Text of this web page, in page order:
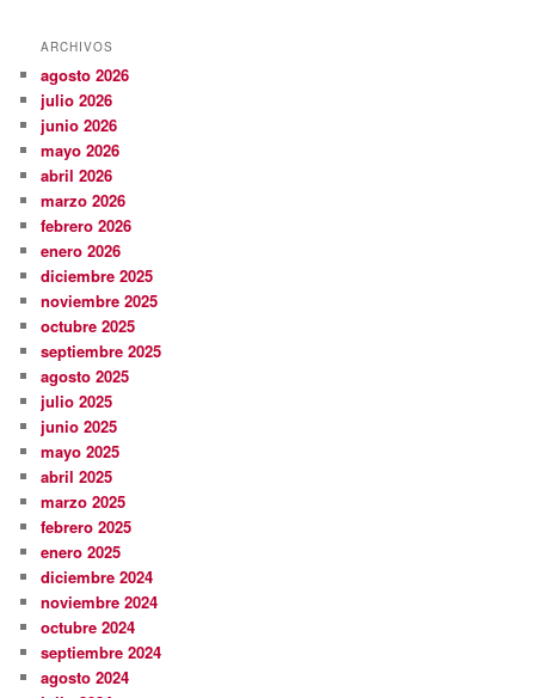
ARCHIVOS
agosto 2026
julio 2026
junio 2026
mayo 2026
abril 2026
marzo 2026
febrero 2026
enero 2026
diciembre 2025
noviembre 2025
octubre 2025
septiembre 2025
agosto 2025
julio 2025
junio 2025
mayo 2025
abril 2025
marzo 2025
febrero 2025
enero 2025
diciembre 2024
noviembre 2024
octubre 2024
septiembre 2024
agosto 2024